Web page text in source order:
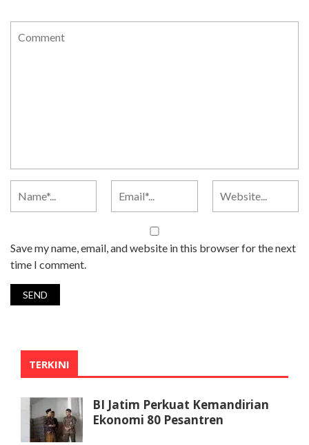
Save my name, email, and website in this browser for the next
time I comment.
TERKINI
BI Jatim Perkuat Kemandirian
Ekonomi 80 Pesantren